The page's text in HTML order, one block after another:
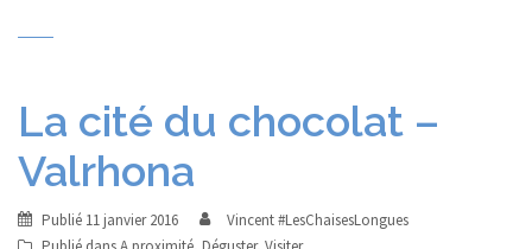
La cité du chocolat –
Valrhona
Publié 11 janvier 2016
Vincent #LesChaisesLongues